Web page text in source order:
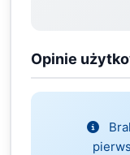
Opinie